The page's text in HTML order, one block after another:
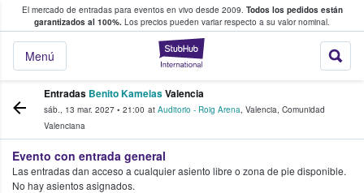
El mercado de entradas para eventos en vivo desde 2009. Todos los pedidos están
garantizados al 100%. Los precios pueden variar respecto a su valor nominal.
StubHub:
Menú
y venta de entradas entre fans
Entradas Benito KamelasValencia
sáb., 13 mar. 2027 • 21:00 at Auditorio - Roig Arena, Valencia, Comunidad
Valenciana
Evento con entrada general
Las entradas dan acceso a cualquier asiento libre o zona de pie disponible.
No hay asientos asignados.